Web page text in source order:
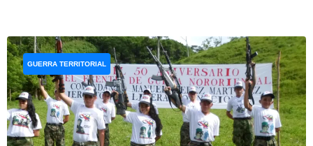
GUERRA TERRITORIAL